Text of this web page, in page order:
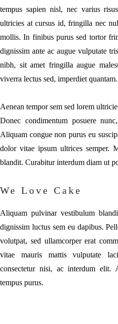
tempus sapien nisl, nec varius
ultricies at cursus id, fringilla nec
mollis. In finibus purus sed tortor
dignissim ante ac augue vulputate
nibh, sit amet fringilla augue
viverra lectus sed, imperdiet quantam.
Aenean tempor sem sed lorem
Donec condimentum posuere
Aliquam congue non purus eu
dolor vitae ipsum ultrices semper.
blandit. Curabitur interdum diam ut
We Love Cake
Aliquam pulvinar vestibulum
dignissim luctus sem eu dapibus.
volutpat, sed ullamcorper erat
vitae mauris mattis vulputate
consectetur nisi, ac interdum
tempus purus.